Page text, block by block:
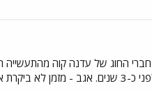
דבל´ה.